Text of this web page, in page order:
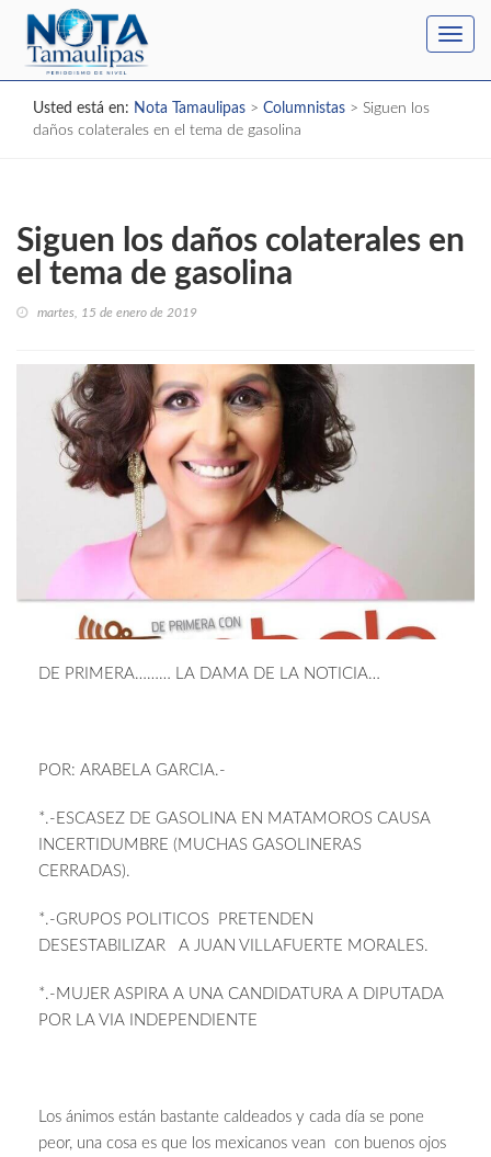
Usted está en: Nota Tamaulipas > Columnistas > Siguen los
daños colaterales en el tema de gasolina
Siguen los daños colaterales en
el tema de gasolina
martes, 15 de enero de 2019
DE PRIMERA……… LA DAMA DE LA NOTICIA…
POR: ARABELA GARCIA.-
*.-ESCASEZ DE GASOLINA EN MATAMOROS CAUSA
INCERTIDUMBRE (MUCHAS GASOLINERAS
CERRADAS).
*.-GRUPOS POLITICOS PRETENDEN
DESESTABILIZAR A JUAN VILLAFUERTE MORALES.
*.-MUJER ASPIRA A UNA CANDIDATURA A DIPUTADA
POR LA VIA INDEPENDIENTE
Los ánimos están bastante caldeados y cada día se pone
peor, una cosa es que los mexicanos vean con buenos ojos